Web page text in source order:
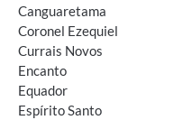
Canguaretama
Coronel Ezequiel
Currais Novos
Encanto
Equador
Espírito Santo